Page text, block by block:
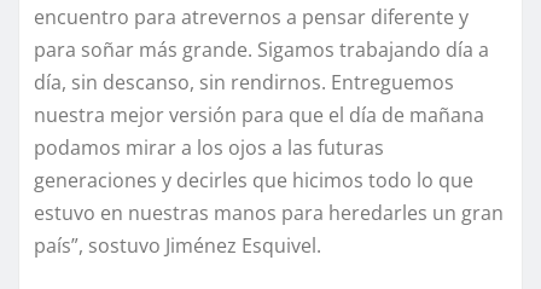
encuentro para atrevernos a pensar diferente y
para soñar más grande. Sigamos trabajando día a
día, sin descanso, sin rendirnos. Entreguemos
nuestra mejor versión para que el día de mañana
podamos mirar a los ojos a las futuras
generaciones y decirles que hicimos todo lo que
estuvo en nuestras manos para heredarles un gran
país”, sostuvo Jiménez Esquivel.